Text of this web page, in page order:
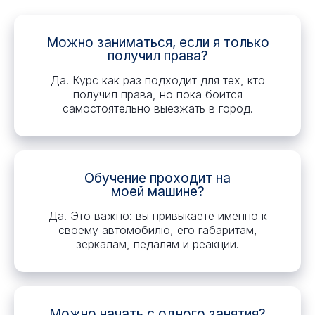
Можно заниматься, если я только
получил права?
Да. Курс как раз подходит для тех, кто
получил права, но пока боится
самостоятельно выезжать в город.
Обучение проходит на
моей машине?
Да. Это важно: вы привыкаете именно к
своему автомобилю, его габаритам,
зеркалам, педалям и реакции.